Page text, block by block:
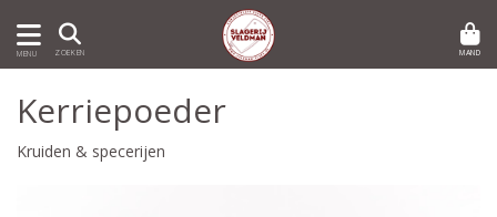
MENU ZOEKEN MAND
Kerriepoeder
Kruiden & specerijen